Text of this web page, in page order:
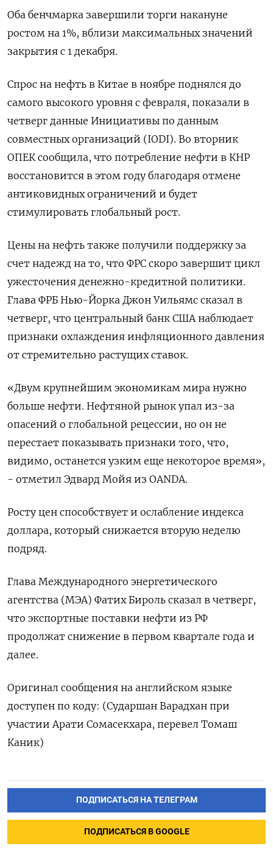
Оба бенчмарка завершили торги накануне
ростом на 1%, вблизи максимальных значений
закрытия с 1 декабря.
Спрос на нефть в Китае в ноябре поднялся до
самого высокого уровня с февраля, показали в
четверг данные Инициативы по данным
совместных организаций (IODI). Во вторник
ОПЕК сообщила, что потребление нефти в КНР
восстановится в этом году благодаря отмене
антиковидных ограничений и будет
стимулировать глобальный рост.
Цены на нефть также получили поддержку за
счет надежд на то, что ФРС скоро завершит цикл
ужесточения денежно-кредитной политики.
Глава ФРБ Нью-Йорка Джон Уильямс сказал в
четверг, что центральный банк США наблюдает
признаки охлаждения инфляционного давления
от стремительно растущих ставок.
«Двум крупнейшим экономикам мира нужно
больше нефти. Нефтяной рынок упал из-за
опасений о глобальной рецессии, но он не
перестает показывать признаки того, что,
видимо, останется узким еще некоторое время»,
- отметил Эдвард Мойя из OANDA.
Росту цен способствует и ослабление индекса
доллара, который снижается вторую неделю
подряд.
Глава Международного энергетического
агентства (МЭА) Фатих Бироль сказал в четверг,
что экспортные поставки нефти из РФ
продолжат снижение в первом квартале года и
далее.
Оригинал сообщения на английском языке
доступен по коду: (Сударшан Варадхан при
участии Арати Сомасекхара, перевел Томаш
Каник)
ПОДПИСАТЬСЯ НА ТЕЛЕГРАМ
ПОДПИСАТЬСЯ В GOOGLE